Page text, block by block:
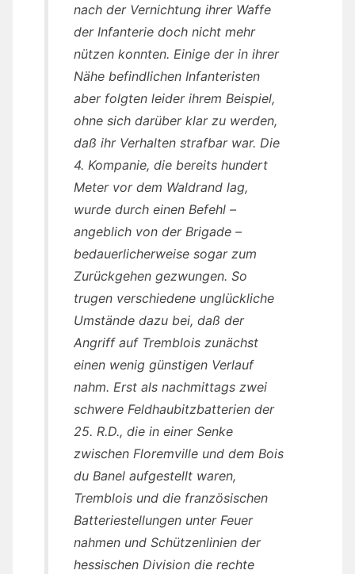
nach der Vernichtung ihrer Waffe
der Infanterie doch nicht mehr
nützen konnten. Einige der in ihrer
Nähe befindlichen Infanteristen
aber folgten leider ihrem Beispiel,
ohne sich darüber klar zu werden,
daß ihr Verhalten strafbar war. Die
4. Kompanie, die bereits hundert
Meter vor dem Waldrand lag,
wurde durch einen Befehl –
angeblich von der Brigade –
bedauerlicherweise sogar zum
Zurückgehen gezwungen. So
trugen verschiedene unglückliche
Umstände dazu bei, daß der
Angriff auf Tremblois zunächst
einen wenig günstigen Verlauf
nahm. Erst als nachmittags zwei
schwere Feldhaubitzbatterien der
25. R.D., die in einer Senke
zwischen Floremville und dem Bois
du Banel aufgestellt waren,
Tremblois und die französischen
Batteriestellungen unter Feuer
nahmen und Schützenlinien der
hessischen Division die rechte